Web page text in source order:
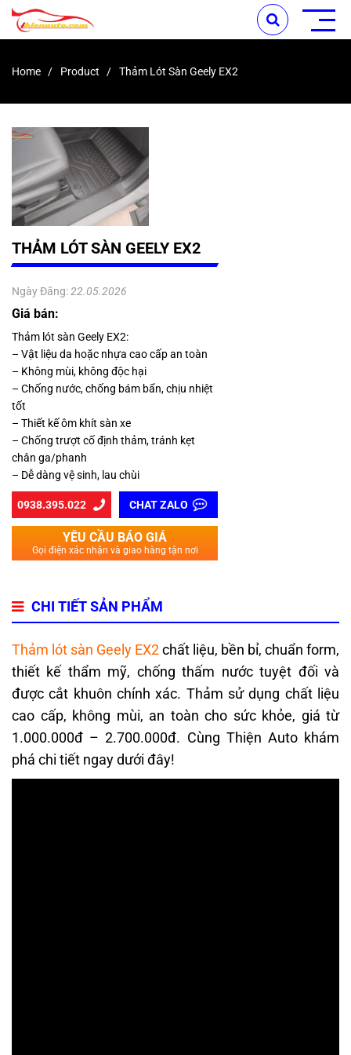
Home Product Thảm Lót Sàn Geely EX2
THẢM LÓT SÀN GEELY EX2
Ngày Đăng: 22.05.2026
Giá bán:
Thảm lót sàn Geely EX2:
– Vật liệu da hoặc nhựa cao cấp an toàn
– Không mùi, không độc hại
– Chống nước, chống bám bẩn, chịu nhiệt
tốt
– Thiết kế ôm khít sàn xe
– Chống trượt cố định thảm, tránh kẹt
chân ga/phanh
– Dễ dàng vệ sinh, lau chùi
0938.395.022 CHAT ZALO
YÊU CẦU BÁO GIÁ
Gọi điện xác nhận và giao hàng tận nơi
CHI TIẾT SẢN PHẨM
Thảm lót sàn Geely EX2chất liệu, bền bỉ, chuẩn form,
thiết kế thẩm mỹ, chống thấm nước tuyệt đối và
được cắt khuôn chính xác. Thảm sử dụng chất liệu
cao cấp, không mùi, an toàn cho sức khỏe, giá từ
1.000.000đ – 2.700.000đ. Cùng Thiện Auto khám
phá chi tiết ngay dưới đây!